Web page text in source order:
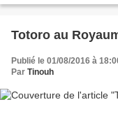
Totoro au
Publié le 01/08/2016 à
Par Tinouh